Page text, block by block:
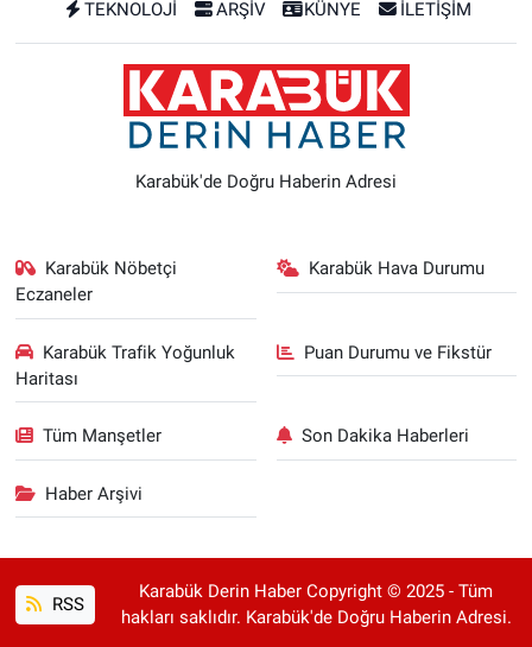
TEKNOLOJİ
ARŞİV KÜNYE İLETİŞİM
Karabük'de Doğru Haberin Adresi
Karabük Nöbetçi
Eczaneler
Karabük Hava Durumu
Karabük Trafik Yoğunluk
Haritası
Puan Durumu ve Fikstür
Tüm Manşetler Son Dakika Haberleri
Haber Arşivi
RSS
Karabük Derin Haber Copyright © 2025 - Tüm
hakları saklıdır. Karabük'de Doğru Haberin Adresi.